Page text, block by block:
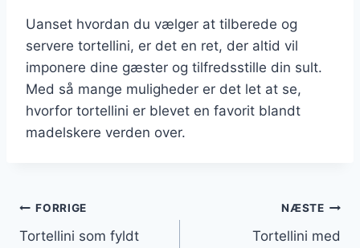
Uanset hvordan du vælger at tilberede og
servere tortellini, er det en ret, der altid vil
imponere dine gæster og tilfredsstille din sult.
Med så mange muligheder er det let at se,
hvorfor tortellini er blevet en favorit blandt
madelskere verden over.
Indlægsnavigation
FORRIGE
Tortellini som fyldt
NÆSTE
Tortellini med